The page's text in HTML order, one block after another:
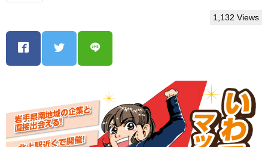
1,132 Views